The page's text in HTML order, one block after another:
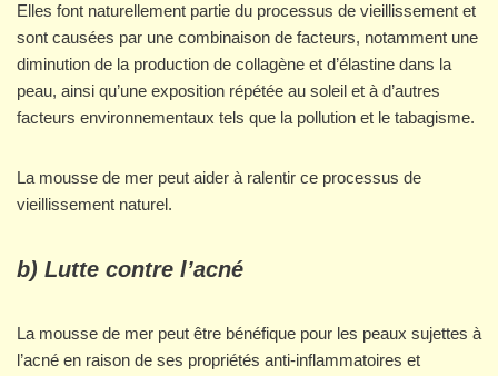
Elles font naturellement partie du processus de vieillissement et
sont causées par une combinaison de facteurs, notamment une
diminution de la production de collagène et d’élastine dans la
peau, ainsi qu’une exposition répétée au soleil et à d’autres
facteurs environnementaux tels que la pollution et le tabagisme.
La mousse de mer peut aider à ralentir ce processus de
vieillissement naturel.
b) Lutte contre l’acné
La mousse de mer peut être bénéfique pour les peaux sujettes à
l’acné en raison de ses propriétés anti-inflammatoires et